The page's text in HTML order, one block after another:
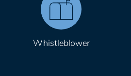
Whistleblower